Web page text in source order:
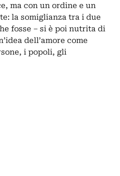
ma con un ordine e un
la somiglianza tra i due
fosse – si è poi nutrita di
dell’amore come
i popoli, gli